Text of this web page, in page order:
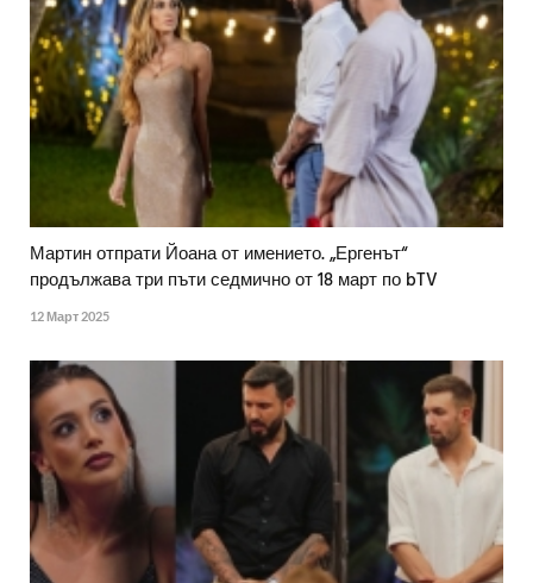
Мартин отпрати Йоана от имението. „Ергенът“
продължава три пъти седмично от 18 март по bTV
12 Март 2025